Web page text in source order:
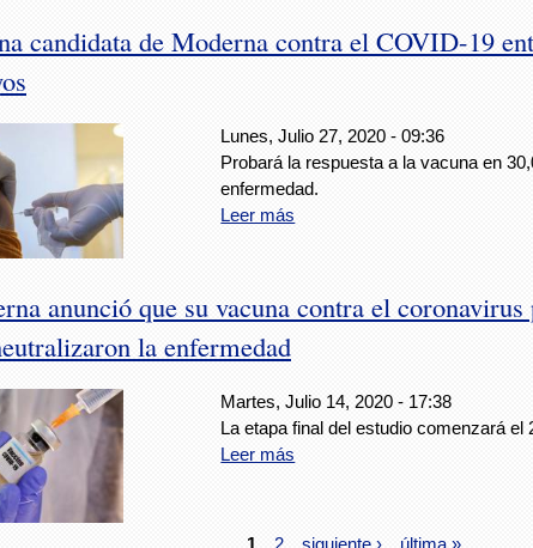
candidata de Moderna contra el COVID-19
Lunes, Julio 27, 2020 - 09:36
Probará la respuesta a la vacuna en
enfermedad.
Leer más
anunció que su vacuna contra el
la enfermedad
Martes, Julio 14, 2020 - 17:38
La etapa final del estudio comenzará el
Leer más
1 2 siguiente › última »